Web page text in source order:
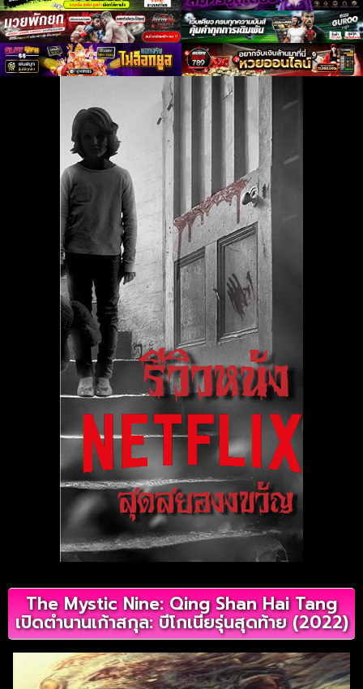
The Mystic Nine: Qing Shan Hai Tang
เปิดตํานานเก้าสกุล: บีโกเนียรุ่นสุดท้าย (2022)